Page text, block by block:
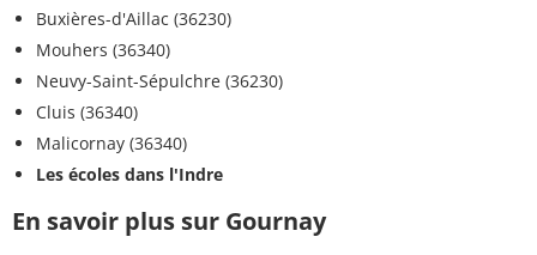
Buxières-d'Aillac (36230)
Mouhers (36340)
Neuvy-Saint-Sépulchre (36230)
Cluis (36340)
Malicornay (36340)
Les écoles dans l'Indre
En savoir plus sur Gournay